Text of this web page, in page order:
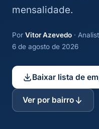
mensalidade.
Por Vitor Azevedo ·
6 de agosto de 2026
Baixar lista de
Ver por bairro